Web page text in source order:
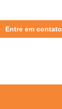
Entre em contato